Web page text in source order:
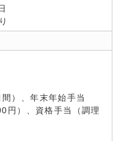
）、年末年始手当
円）、資格手当（調理